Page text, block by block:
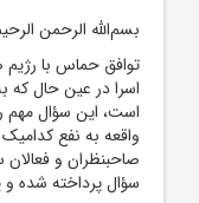
بسم‌الله الرحمن
توافق حماس با
اسرا در عين حال که
است، اين سؤال مهم
واقعه به نفع
صاحبنظران و
سؤال پرداخته شده